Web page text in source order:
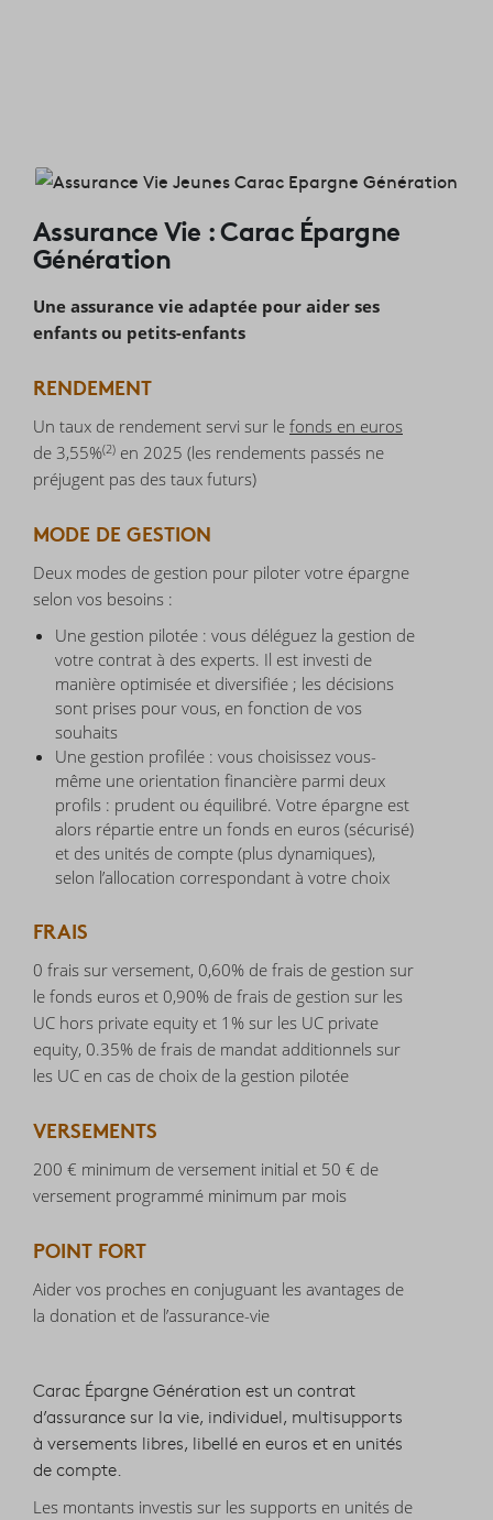
Assurance Vie : Carac Épargne
Génération
Une assurance vie adaptée pour aider ses
enfants ou petits-enfants
RENDEMENT
Un taux de rendement servi sur le fonds en euros
de 3,55%(2) en 2025 (les rendements passés ne
préjugent pas des taux futurs)
MODE DE GESTION
Deux modes de gestion pour piloter votre épargne
selon vos besoins :
Une gestion pilotée : vous déléguez la gestion de
votre contrat à des experts. Il est investi de
manière optimisée et diversifiée ; les décisions
sont prises pour vous, en fonction de vos
souhaits
Une gestion profilée : vous choisissez vous-
même une orientation financière parmi deux
profils : prudent ou équilibré. Votre épargne est
alors répartie entre un fonds en euros (sécurisé)
et des unités de compte (plus dynamiques),
selon l’allocation correspondant à votre choix
FRAIS
0 frais sur versement, 0,60% de frais de gestion sur
le fonds euros et 0,90% de frais de gestion sur les
UC hors private equity et 1% sur les UC private
equity, 0.35% de frais de mandat additionnels sur
les UC en cas de choix de la gestion pilotée
VERSEMENTS
200 € minimum de versement initial et 50 € de
versement programmé minimum par mois
POINT FORT
Aider vos proches en conjuguant les avantages de
la donation et de l’assurance-vie
Carac Épargne Génération est un contrat
d’assurance sur la vie, individuel, multisupports
à versements libres, libellé en euros et en unités
de compte.
Les montants investis sur les supports en unités de